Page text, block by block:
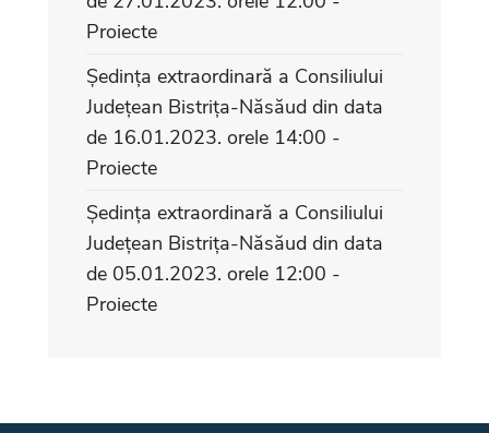
Proiecte
Ședința extraordinară a Consiliului
Județean Bistrița-Năsăud din data
de 16.01.2023. orele 14:00 -
Proiecte
Ședința extraordinară a Consiliului
Județean Bistrița-Năsăud din data
de 05.01.2023. orele 12:00 -
Proiecte